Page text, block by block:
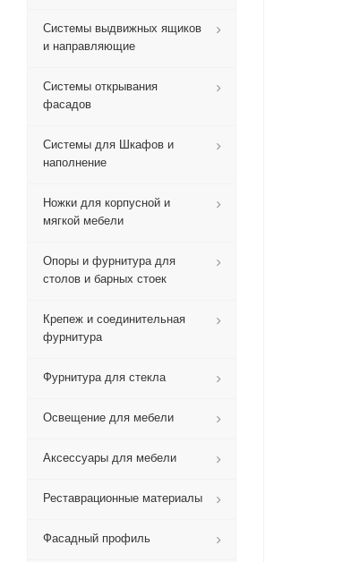
Системы выдвижных ящиков
и направляющие
Системы открывания
фасадов
Системы для Шкафов и
наполнение
Ножки для корпусной и
мягкой мебели
Опоры и фурнитура для
столов и барных стоек
Крепеж и соединительная
фурнитура
Фурнитура для стекла
Освещение для мебели
Аксессуары для мебели
Реставрационные материалы
Фасадный профиль